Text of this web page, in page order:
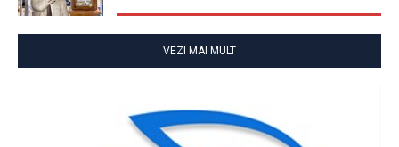
VEZI MAI MULT